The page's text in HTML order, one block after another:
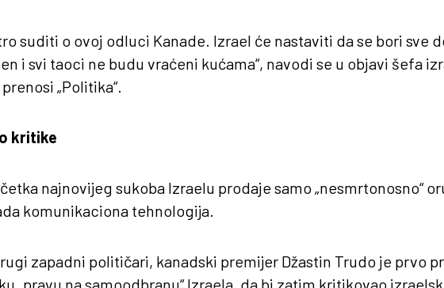
suditi o ovoj odluci Kanade. Izrael će nastaviti da se bori sve
i svi taoci ne budu vraćeni kućama“, navodi se u objavi šefa
„Politika“.
kritike
najnovijeg sukoba Izraelu prodaje samo „nesmrtonosno“
komunikaciona tehnologija.
zapadni političari, kanadski premijer Džastin Trudo je prvo